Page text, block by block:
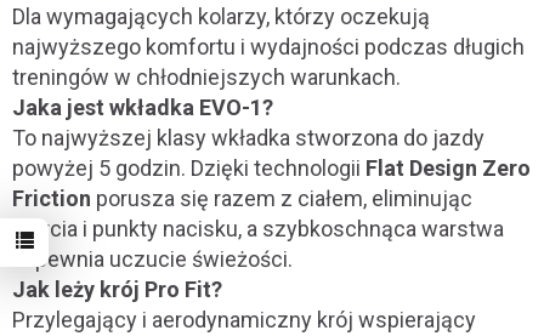
Dla wymagających kolarzy, którzy oczekują
najwyższego komfortu i wydajności podczas długich
treningów w chłodniejszych warunkach.
Jaka jest wkładka EVO-1?
To najwyższej klasy wkładka stworzona do jazdy
powyżej 5 godzin. Dzięki technologii Flat Design Zero
Friction porusza się razem z ciałem, eliminując
otarcia i punkty nacisku, a szybkoschnąca warstwa
zapewnia uczucie świeżości.
Jak leży krój Pro Fit?
Przylegający i aerodynamiczny krój wspierający